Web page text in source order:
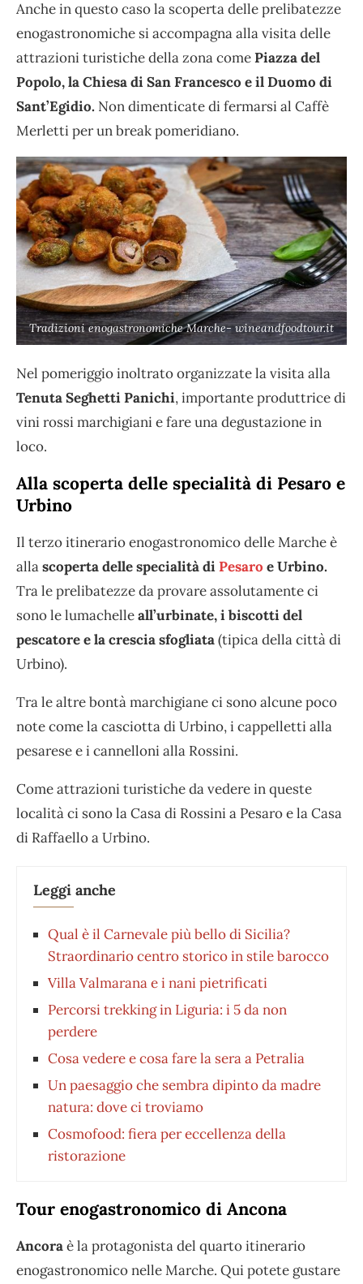
Anche in questo caso la scoperta delle prelibatezze
enogastronomiche si accompagna alla visita delle
attrazioni turistiche della zona comePiazza del
Popolo, la Chiesa di San Francesco e il Duomo di
Sant’Egidio. Non dimenticate di fermarsi al Caffè
Merletti per un break pomeridiano.
Tradizioni enogastronomiche Marche- wineandfoodtour.it
Nel pomeriggio inoltrato organizzate la visita alla
Tenuta Seghetti Panichi, importante produttrice di
vini rossi marchigiani e fare una degustazione in
loco.
Alla scoperta delle specialità di Pesaro e
Urbino
Il terzo itinerario enogastronomico delle Marche è
allascoperta delle specialità diPesaro e Urbino.
Tra le prelibatezze da provare assolutamente ci
sono le lumachelleall’urbinate, i biscotti del
pescatore e la crescia sfogliata(tipica della città di
Urbino).
Tra le altre bontà marchigiane ci sono alcune poco
note come la casciotta di Urbino, i cappelletti alla
pesarese e i cannelloni alla Rossini.
Come attrazioni turistiche da vedere in queste
località ci sono la Casa di Rossini a Pesaro e la Casa
di Raffaello a Urbino.
Leggi anche
Qual è il Carnevale più bello di Sicilia?
Straordinario centro storico in stile barocco
Villa Valmarana e i nani pietrificati
Percorsi trekking in Liguria: i 5 da non
perdere
Cosa vedere e cosa fare la sera a Petralia
Un paesaggio che sembra dipinto da madre
natura: dove ci troviamo
Cosmofood: fiera per eccellenza della
ristorazione
Tour enogastronomico di Ancona
Ancoraè la protagonista del quarto itinerario
enogastronomico nelle Marche. Qui potete gustare